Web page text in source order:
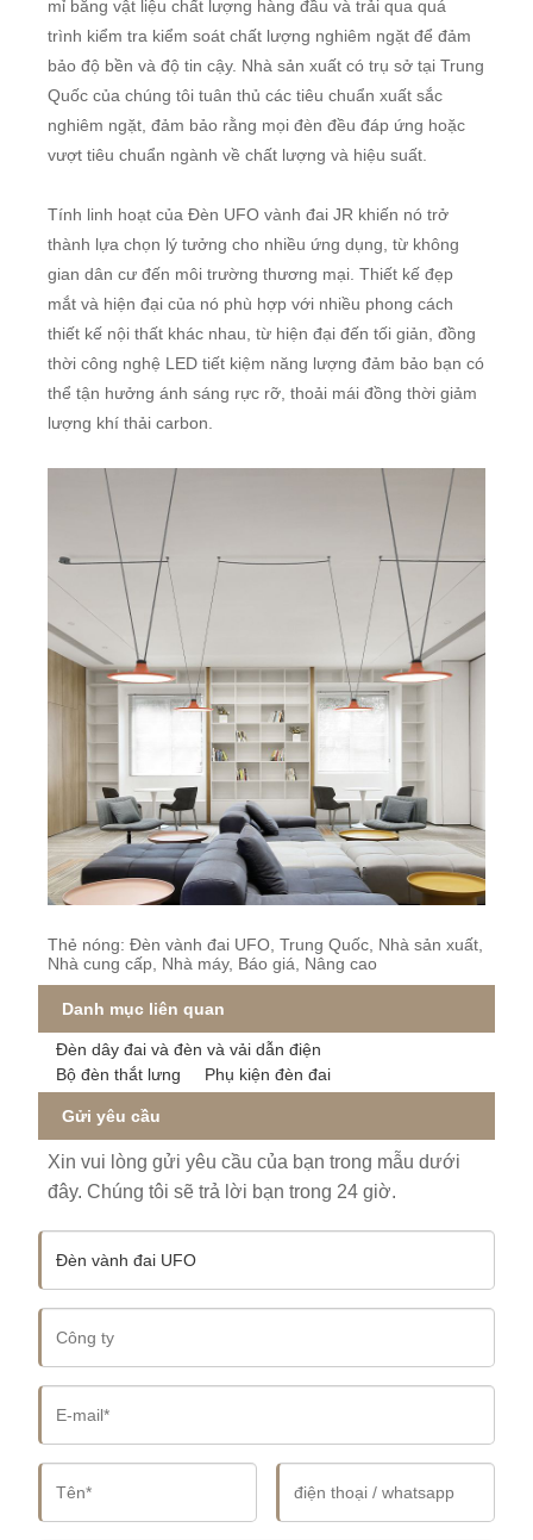
mỉ bằng vật liệu chất lượng hàng đầu và trải qua quá
trình kiểm tra kiểm soát chất lượng nghiêm ngặt để đảm
bảo độ bền và độ tin cậy. Nhà sản xuất có trụ sở tại Trung
Quốc của chúng tôi tuân thủ các tiêu chuẩn xuất sắc
nghiêm ngặt, đảm bảo rằng mọi đèn đều đáp ứng hoặc
vượt tiêu chuẩn ngành về chất lượng và hiệu suất.
Tính linh hoạt của Đèn UFO vành đai JR khiến nó trở
thành lựa chọn lý tưởng cho nhiều ứng dụng, từ không
gian dân cư đến môi trường thương mại. Thiết kế đẹp
mắt và hiện đại của nó phù hợp với nhiều phong cách
thiết kế nội thất khác nhau, từ hiện đại đến tối giản, đồng
thời công nghệ LED tiết kiệm năng lượng đảm bảo bạn có
thể tận hưởng ánh sáng rực rỡ, thoải mái đồng thời giảm
lượng khí thải carbon.
Thẻ nóng: Đèn vành đai UFO, Trung Quốc, Nhà sản xuất,
Nhà cung cấp, Nhà máy, Báo giá, Nâng cao
Danh mục liên quan
Đèn dây đai và đèn và vải dẫn điện
Bộ đèn thắt lưng
Phụ kiện đèn đai
Gửi yêu cầu
Xin vui lòng gửi yêu cầu của bạn trong mẫu dưới
đây. Chúng tôi sẽ trả lời bạn trong 24 giờ.